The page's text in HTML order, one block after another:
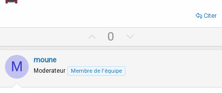
Citer
p
o
t
0
o
v
M moune
Moderateur Membre de l'équipe